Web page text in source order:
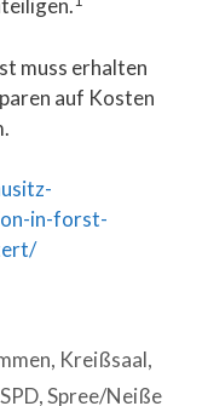
muss erhalten
auf Kosten
in-forst-
, Kreißsaal,
SPD,Spree/Neiße